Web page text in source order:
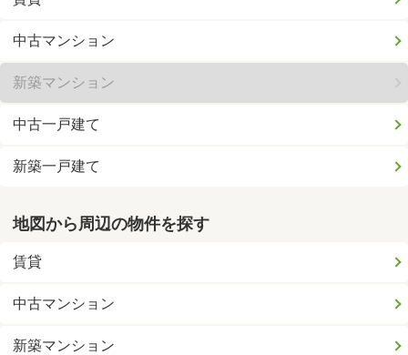
中古マンション
新築マンション
中古一戸建て
新築一戸建て
地図から周辺の物件を探す
賃貸
中古マンション
新築マンション